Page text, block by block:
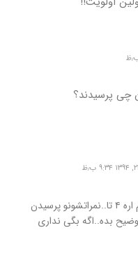
چی پرسیدند؟
پرسیدن که مدرک زبان داری..گفتم اره ۴ تا..نمراتشونو پرسیدن
بده..اگه بگی نداری